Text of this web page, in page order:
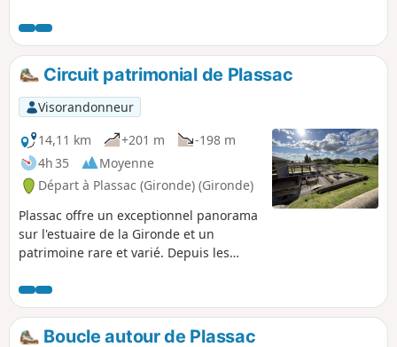
d'une longueur modeste peut constituer une
belle promenade familiale.
Circuit patrimonial de Plassac
Visorandonneur
14,11 km
+201 m
-198 m
4h 35
Moyenne
Départ à Plassac (Gironde) (Gironde)
Plassac offre un exceptionnel panorama
sur l'estuaire de la Gironde et un
patrimoine rare et varié. Depuis les
dans un circuit qui vous mène entre
campagne, lieux d'histoire et
patrimoines historique
Boucle autour de Plassac